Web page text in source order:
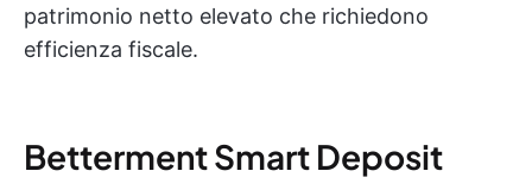
patrimonio netto elevato che richiedono
efficienza fiscale.
Betterment Smart Deposit